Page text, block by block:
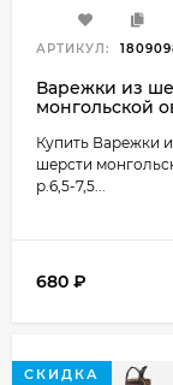
АРТИКУЛ:
Варежки из
монгольской
Купить Варежки
шерсти
р.6,5-7,5...
680 ₽
СКИДКА